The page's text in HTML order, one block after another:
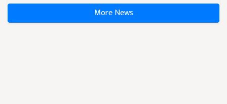
More News